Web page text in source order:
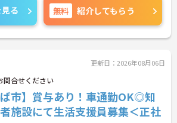
面接対策ポイントなど、さら
ますので、お気軽にご相談く
る 無料 紹介してもらう
更新日：2026年08月06日
合せください
ば市】賞与あり！車通勤OK◎知
施設にて生活支援員募集＜正社